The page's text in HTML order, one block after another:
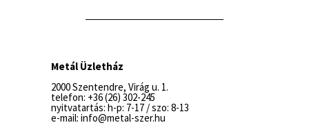
Metál Üzletház
2000 Szentendre, Virág u. 1.
telefon: +36 (26) 302-245
nyitvatartás: h-p: 7-17 / szo: 8-13
e-mail: info@metal-szer.hu